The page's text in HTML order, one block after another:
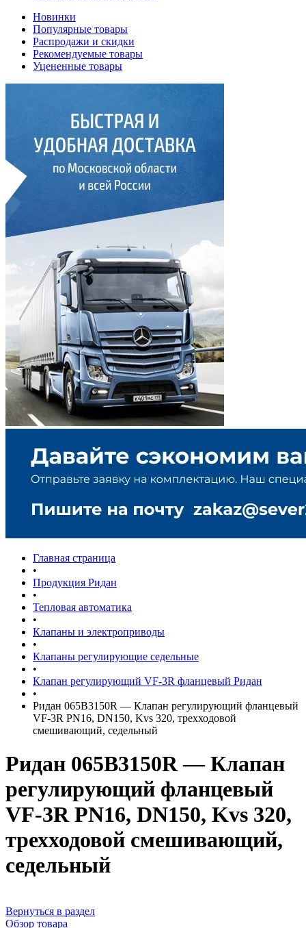
Новинки
Популярные товары
Распродажи и скидки
Рекомендуемые товары
Уцененные товары
Главная страница
•
Продукция Ридан
•
Тепловая автоматика
•
Клапаны и электроприводы
•
Клапаны регулирующие седельные
•
Клапан регулирующий VF-3R фланцевый Ридан
•
Ридан 065B3150R — Клапан регулирующий фланцевый
VF-3R PN16, DN150, Kvs 320, трехходовой
смешивающий, седельный
Ридан 065B3150R — Клапан
регулирующий фланцевый
VF-3R PN16, DN150, Kvs 320,
трехходовой смешивающий,
седельный
Вернуться в раздел
Обзор товара